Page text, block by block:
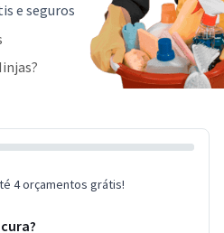
e seguros
4 orçamentos grátis!